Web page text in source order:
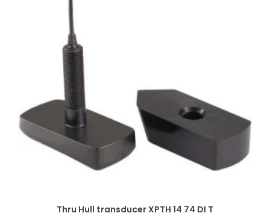
Thru Hull transducer XPTH 14 74 DI T